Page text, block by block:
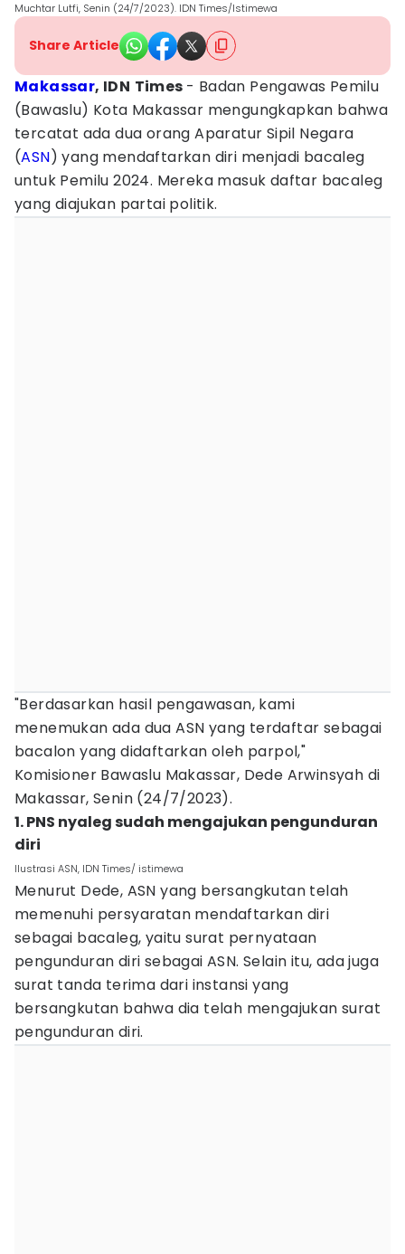
Muchtar Lutfi, Senin (24/7/2023). IDN Times/Istimewa
Share Article
Makassar, IDN Times - Badan Pengawas Pemilu
(Bawaslu) Kota Makassar mengungkapkan bahwa
tercatat ada dua orang Aparatur Sipil Negara
(ASN) yang mendaftarkan diri menjadi bacaleg
untuk Pemilu 2024. Mereka masuk daftar bacaleg
yang diajukan partai politik.
"Berdasarkan hasil pengawasan, kami
menemukan ada dua ASN yang terdaftar sebagai
bacalon yang didaftarkan oleh parpol,"
Komisioner Bawaslu Makassar, Dede Arwinsyah di
Makassar, Senin (24/7/2023).
1. PNS nyaleg sudah mengajukan pengunduran
diri
Ilustrasi ASN, IDN Times/ istimewa
Menurut Dede, ASN yang bersangkutan telah
memenuhi persyaratan mendaftarkan diri
sebagai bacaleg, yaitu surat pernyataan
pengunduran diri sebagai ASN. Selain itu, ada juga
surat tanda terima dari instansi yang
bersangkutan bahwa dia telah mengajukan surat
pengunduran diri.